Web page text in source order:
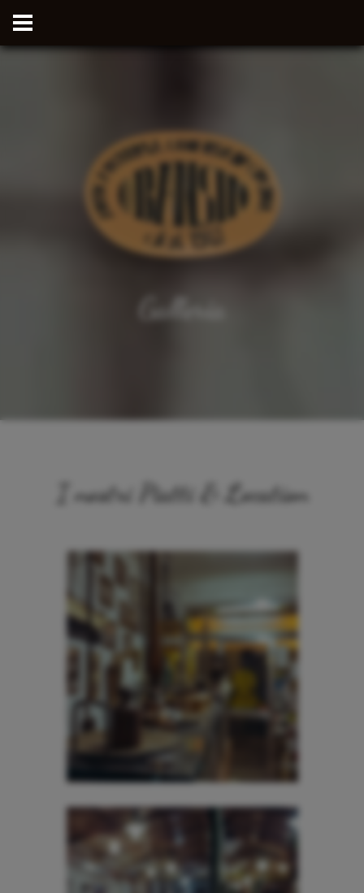
Galleria
I nostri Piatti & Location